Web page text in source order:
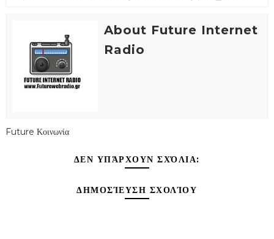
About Future Internet
Radio
Future Κοινωνία
ΔΕΝ ΥΠΆΡΧΟΥΝ ΣΧΌΛΙΑ:
ΔΗΜΟΣΊΕΥΣΗ ΣΧΟΛΊΟΥ